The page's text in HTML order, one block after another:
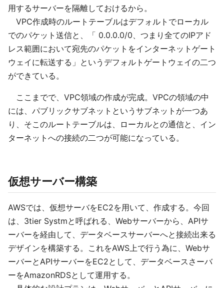
用するサーバーを隔離しておけるから。
VPC作成時のルートテーブルはデフォルトでローカル
でのパケット送信と、「 0.0.0.0/0、つまり全てのIPアド
レス範囲において宛先のパケットをインターネットゲート
ウェイに転送する」というデフォルトゲートウェイの二つ
ができている。
ここまでで、VPC領域の作成が完成。VPCの領域の中
には、パブリックサブネットというサブネットが一つあ
り、そこのルートテーブルは、ローカルとの通信と、イン
ターネットへの接続の二つが可能になっている。
仮想サーバー構築
AWSでは、仮想サーバをEC2を用いて、作成する。今回
は、3tier Systmと呼ばれる、Webサーバーから、APIサ
ーバーを経由して、データベースサーバーへと接続出来る
デザインを構築する。これをAWS上で行う為に、Webサ
ーバーとAPIサーバーをEC2として、データベースさーバ
ーをAmazonRDSとして運用する。